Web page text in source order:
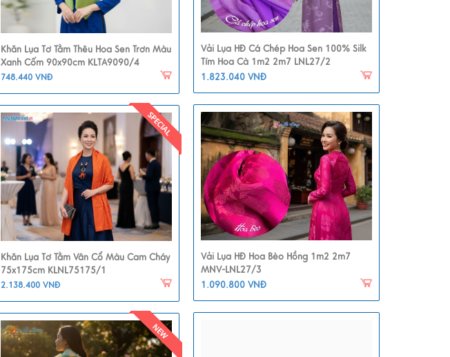
Khăn Lụa Tơ Tằm Thêu Hoa Sen Trơn Màu
Xanh Cốm 90x90cm KLTA9090/4
748.440 VNĐ
Khăn Lụa Tơ Tằm Vân Cổ Màu Cam Cháy
75x175cm KLNL75175/1
2.138.400 VNĐ
Vải Lụa HĐ Cá Chép Hoa Sen 100% Silk
Tím Hoa Cà 1m2 2m7 LNL27/2
1.823.040 VNĐ
Vải Lụa HĐ Hoa Bèo Hồng 1m2 2m7
MNV-LNL27/3
1.090.800 VNĐ